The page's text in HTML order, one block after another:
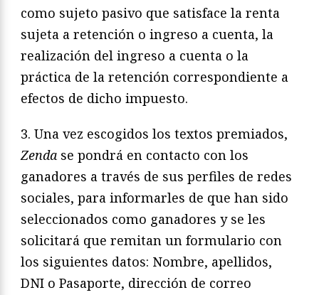
como sujeto pasivo que satisface la renta
sujeta a retención o ingreso a cuenta, la
realización del ingreso a cuenta o la
práctica de la retención correspondiente a
efectos de dicho impuesto.
3. Una vez escogidos los textos premiados,
Zenda se pondrá en contacto con los
ganadores a través de sus perfiles de redes
sociales, para informarles de que han sido
seleccionados como ganadores y se les
solicitará que remitan un formulario con
los siguientes datos: Nombre, apellidos,
DNI o Pasaporte, dirección de correo